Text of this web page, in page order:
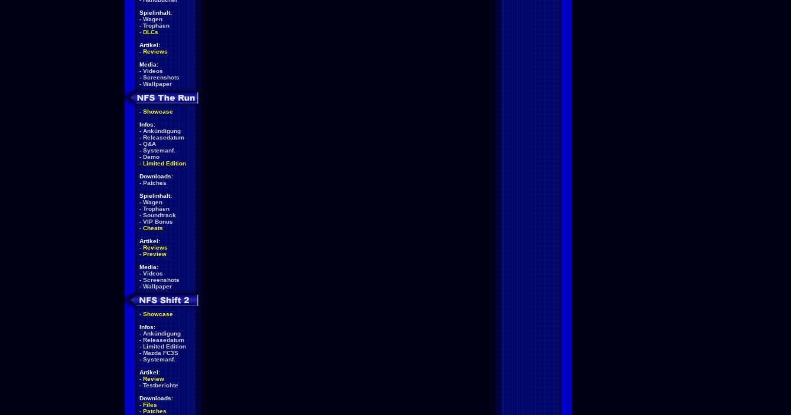
Spielinhalt:
- Wagen
- Trophäen
- DLCs
Artikel:
- Reviews
Media:
- Videos
- Screenshots
- Wallpaper
- Showcase
Infos:
- Ankündigung
- Releasedatum
- Q&A
- Systemanf.
- Demo
- Limited Edition
Downloads:
- Patches
Spielinhalt:
- Wagen
- Trophäen
- Soundtrack
- VIP Bonus
- Cheats
Artikel:
- Reviews
- Preview
Media:
- Videos
- Screenshots
- Wallpaper
- Showcase
Infos:
- Ankündigung
- Releasedatum
- Limited Edition
- Mazda FC3S
- Systemanf.
Artikel:
- Review
- Testberichte
Downloads:
- Files
- Patches